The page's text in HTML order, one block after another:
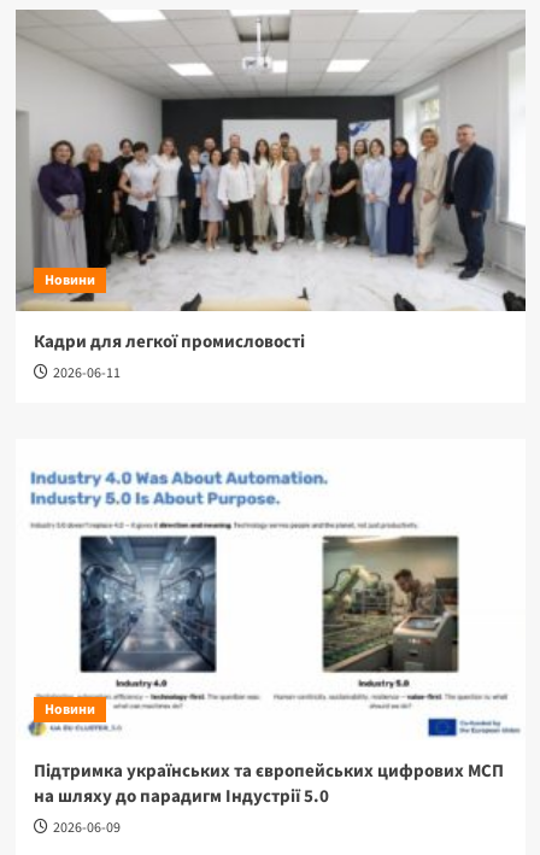
Новини
Кадри для легкої промисловості
2026-06-11
Новини
Підтримка українських та європейських цифрових МСП
на шляху до парадигм Індустрії 5.0
2026-06-09